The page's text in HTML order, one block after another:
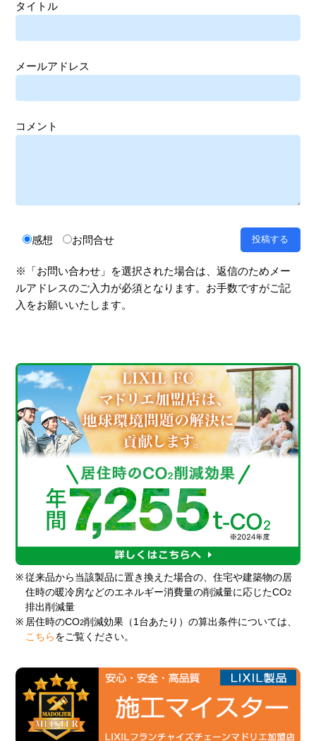
タイトル
メールアドレス
コメント
感想 お問合せ
※「お問い合わせ」を選択された場合は、返信のためメー
ルアドレスのご入力が必須となります。お手数ですがご記
入をお願いいたします。
※ 従来品から当該製品に置き換えた場合の、住宅や建築物の居
住時の暖冷房などのエネルギー消費量の削減量に応じたCO2
排出削減量
※ 居住時のCO2削減効果（1台あたり）の算出条件については、
こちら をご覧ください。